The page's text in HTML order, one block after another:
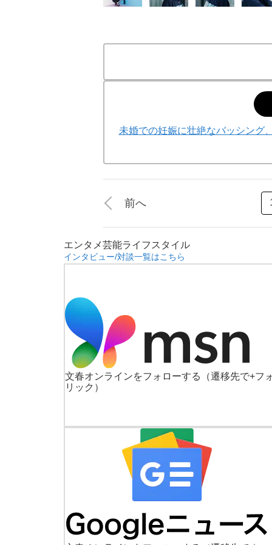
未婚での妊娠に壮絶なバッシング
前へ
エンタメ芸能ライフスタイル
インタビュー/対談一覧はこちら
文春オンラインをフォローする
（遷移先で+フ
リック）